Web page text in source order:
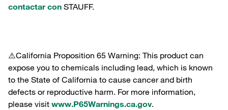
contactar con STAUFF.
⚠️California Proposition 65 Warning: This product can
expose you to chemicals including lead, which is known
to the State of California to cause cancer and birth
defects or reproductive harm. For more information,
please visit www.P65Warnings.ca.gov.